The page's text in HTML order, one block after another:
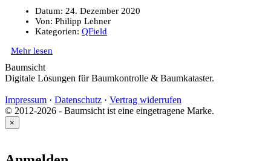
Datum: 24. Dezember 2020
Von: Philipp Lehner
Kategorien: QField
Mehr lesen
Baumsicht
Digitale Lösungen für Baumkontrolle & Baumkataster.
Impressum · Datenschutz · Vertrag widerrufen
© 2012-2026 - Baumsicht ist eine eingetragene Marke.
×